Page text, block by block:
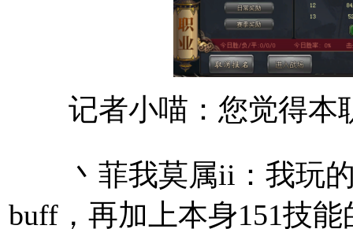
记者小喵：您觉得本
丶菲我莫属ii：我玩的
buff，再加上本身151技